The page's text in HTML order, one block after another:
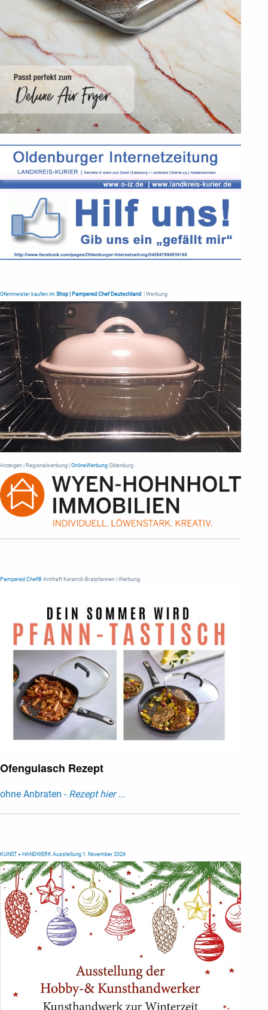
Ofenmeister kaufen im Shop | Pampered Chef Deutschland | Werbung
Anzeigen | Regionalwerbung | OnlineWerbung Oldenburg
Pampered Chef® Antihaft Keramik-Bratpfannen | Werbung
Ofengulasch Rezept
ohne Anbraten - Rezept hier ...
KUNST + HANDWERK Ausstellung 1. November 2026